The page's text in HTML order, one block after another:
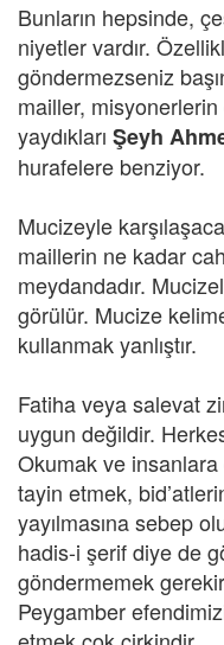
Bunların hepsinde,
niyetler vardır.
göndermezseniz
mailler,
yaydıkları Şeyh
hurafelere benziyor.
Mucizeyle
maillerin ne kadar
meydandadır.
görülür. Mucize
kullanmak yanlıştır.
Fatiha veya salevat
uygun değildir.
Okumak ve
tayin etmek,
yayılmasına sebep
hadis-i şerif diye de
göndermemek
Peygamber